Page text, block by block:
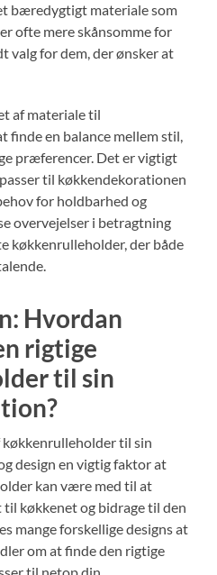
bæredygtigt materiale som
ofte mere skånsomme for
valg for dem, der ønsker at
af materiale til
finde en balance mellem stil,
præferencer. Det er vigtigt
til køkkendekorationen
for holdbarhed og
overvejelser i betragtning
køkkenrulleholder, der både
Hvordan
rigtige
til sin
til sin
design en vigtig faktor at
kan være med til at
køkkenet og bidrage til den
mange forskellige designs at
om at finde den rigtige